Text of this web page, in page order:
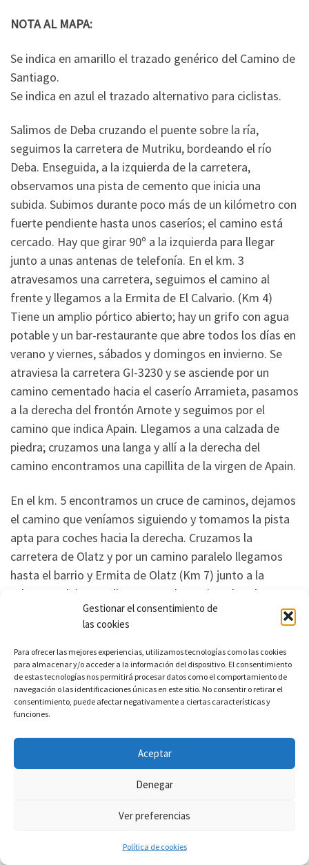
Gestionar el consentimiento de
las cookies
Para ofrecer las mejores experiencias, utilizamos tecnologías como las cookies
para almacenar y/o acceder a la información del dispositivo. El consentimiento
de estas tecnologías nos permitirá procesar datos como el comportamiento de
navegación o las identificaciones únicas en este sitio. No consentir o retirar el
consentimiento, puede afectar negativamente a ciertas características y
funciones.
Aceptar
Denegar
Ver preferencias
Política de cookies
NOTA AL MAPA:
Se indica en amarillo el trazado genérico del Camino de
Santiago.
Se indica en azul el trazado alternativo para ciclistas.
Salimos de Deba cruzando el puente sobre la ría,
seguimos la carretera de Mutriku, bordeando el río
Deba. Enseguida, a la izquierda de la carretera,
observamos una pista de cemento que inicia una
subida. Subimos durante poco más de un kilómetro con
fuerte pendiente hasta unos caseríos; el camino está
cercado. Hay que girar 90º a la izquierda para llegar
junto a unas antenas de telefonía. En el km. 3
atravesamos una carretera, seguimos el camino al
frente y llegamos a la Ermita de El Calvario. (Km 4)
Tiene un amplio pórtico abierto; hay un grifo con agua
potable y un bar-restaurante que abre todos los días en
verano y viernes, sábados y domingos en invierno. Se
atraviesa la carretera GI-3230 y se asciende por un
camino cementado hacia el caserío Arramieta, pasamos
a la derecha del frontón Arnote y seguimos por el
camino que indica Apain. Llegamos a una calzada de
piedra; cruzamos una langa y allí a la derecha del
camino encontramos una capillita de la virgen de Apain.
En el km. 5 encontramos un cruce de caminos, dejamos
el camino que veníamos siguiendo y tomamos la pista
apta para coches hacia la derecha. Cruzamos la
carretera de Olatz y por un camino paralelo llegamos
hasta el barrio y Ermita de Olatz (Km 7) junto a la
taberna Zelaieta. Salimos entre la ermita y la taberna
por una pista cementada con suave pendiente en el
primer kilómetro; al llegar a la primera bifurcación
seguimos de frente, luego a la izquierda. La subida
ahora es fuerte. Un kilómetro más adelante
encontramos otra bifurcación hacia Isasmendi, la
dejamos, seguimos por la izquierda, la pendiente es
del caserío Kostolamendi (límite entre Gipuzkoa y
Bizkaia) tomamos un camino herboso, hacia la
izquierda, que durante medio kilómetro es ascendente
luego eucaliptos, al caserío Arnoate. (Km 12) Aquí hay